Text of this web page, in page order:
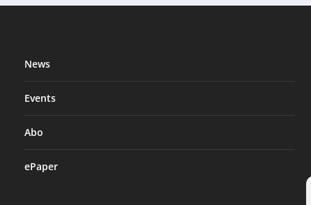
News
Events
Abo
ePaper